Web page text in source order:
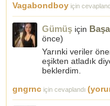
Vagabondboy için
Gümüş için
önce)
Yarınki veriler
eşikten atladık
beklerdim.
gngrnc için cevaplandı